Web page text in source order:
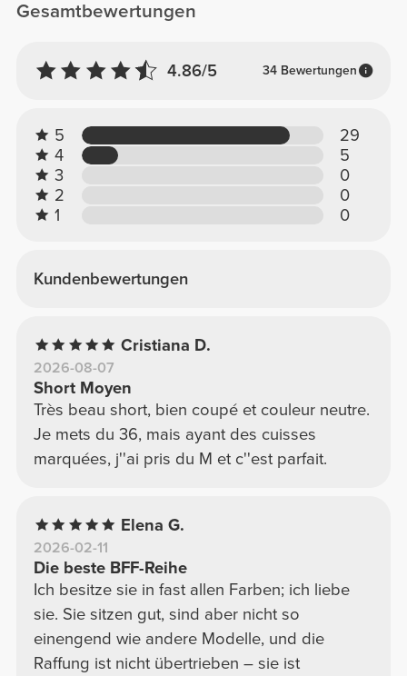
Gesamtbewertungen
4.86/5 34 Bewertungen
5
29
4
5
3
0
2
0
1
0
Kundenbewertungen
Cristiana D.
2026-08-07
Short Moyen
Très beau short, bien coupé et couleur neutre.
Je mets du 36, mais ayant des cuisses
marquées, j''ai pris du M et c''est parfait.
Elena G.
2026-02-11
Die beste BFF-Reihe
Ich besitze sie in fast allen Farben; ich liebe
sie. Sie sitzen gut, sind aber nicht so
einengend wie andere Modelle, und die
Raffung ist nicht übertrieben – sie ist